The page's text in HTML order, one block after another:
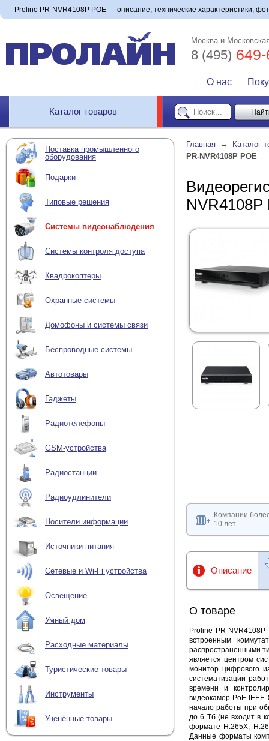
Proline PR-NVR4108P POE — описание, технические характеристики,
Москва и
8 (495)
О нас
Каталог товаров
Поставка промышленного
оборудования
Подарки
Типовые решения
Системы видеонаблюдения
Системы контроля доступа
Квадрокоптеры
Охранные системы
Домофоны и системы связи
Беспроводные системы
Автотовары
Гаджеты
Радиотелефоны
GSM-устройства
Радиостанции
Радиоудлинители
Носители информации
Источники питания
Сетевые и Wi-Fi устройства
Освещение
Умный дом
Расходные материалы
Туристические товары
Инструменты
Уценённые товары
Главная →
Каталог
PR-NVR4108P POE
NVR4108P
Компании
10 лет
Описание
О товаре
Proline PR-
встроенным
распространенными
является центром
монитор цифрового
систематизации
времени и
видеокамер PoE IEEE
начало работы при
до 6 Тб (не входит в
формате H.265X,
Данные форматы